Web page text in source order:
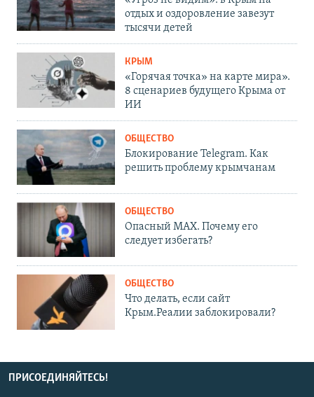
отдых и оздоровление завезут
тысячи детей
КРЫМ
«Горячая точка» на карте мира».
8 сценариев будущего Крыма от
ИИ
ОБЩЕСТВО
Блокирование Telegram. Как
решить проблему крымчанам
ОБЩЕСТВО
Опасный MAX. Почему его
следует избегать?
ОБЩЕСТВО
Что делать, если сайт
Крым.Реалии заблокировали?
ПРИСОЕДИНЯЙТЕСЬ!